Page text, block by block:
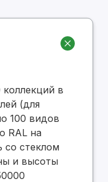
коллекций в
(для
100 видов
RAL на
со стеклом
и высоты